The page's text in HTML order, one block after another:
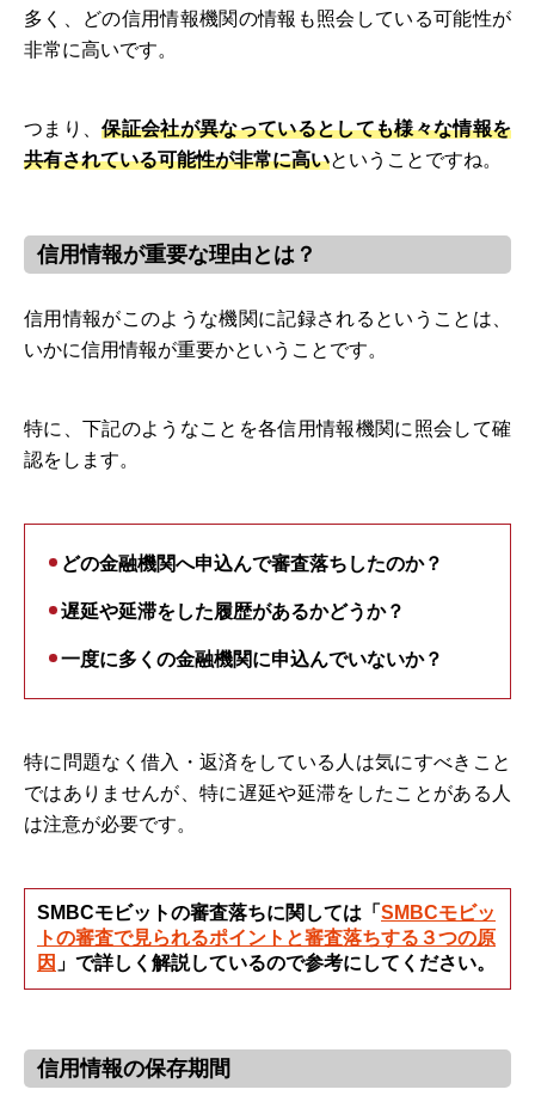
多く、どの信用情報機関の情報も照会している可能性が
非常に高いです。
つまり、保証会社が異なっているとしても様々な情報を
共有されている可能性が非常に高いということですね。
信用情報が重要な理由とは？
信用情報がこのような機関に記録されるということは、
いかに信用情報が重要かということです。
特に、下記のようなことを各信用情報機関に照会して確
認をします。
どの金融機関へ申込んで審査落ちしたのか？
遅延や延滞をした履歴があるかどうか？
一度に多くの金融機関に申込んでいないか？
特に問題なく借入・返済をしている人は気にすべきこと
ではありませんが、特に遅延や延滞をしたことがある人
は注意が必要です。
SMBCモビットの審査落ちに関しては「 SMBCモビッ
トの審査で見られるポイントと審査落ちする３つの原
因 」で詳しく解説しているので参考にしてください。
信用情報の保存期間